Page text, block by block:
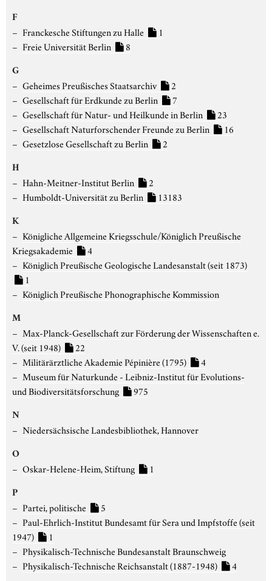
F
Franckesche Stiftungen zu Halle
1
Freie Universität Berlin
8
G
Geheimes Preußisches Staatsarchiv
2
Gesellschaft für Erdkunde zu Berlin
7
Gesellschaft für Natur- und Heilkunde in Berlin
23
Gesellschaft Naturforschender Freunde zu Berlin
16
Gesetzlose Gesellschaft zu Berlin
2
H
Hahn-Meitner-Institut Berlin
2
Humboldt-Universität zu Berlin
13183
K
Königliche Allgemeine Kriegsschule/Königlich Preußische
Kriegsakademie
4
Königlich Preußische Geologische Landesanstalt (seit 1873)
1
Königlich Preußische Phonographische Kommission
M
Max-Planck-Gesellschaft zur Förderung der Wissenschaften e.
V. (seit 1948)
22
Militärärztliche Akademie Pépinière (1795)
4
Museum für Naturkunde - Leibniz-Institut für Evolutions-
und Biodiversitätsforschung
975
N
Niedersächsische Landesbibliothek, Hannover
O
Oskar-Helene-Heim, Stiftung 1
P
Partei, politische
5
Paul-Ehrlich-Institut Bundesamt für Sera und Impfstoffe (seit
1947)
1
Physikalisch-Technische Bundesanstalt Braunschweig
Physikalisch-Technische Reichsanstalt (1887-1948)
4